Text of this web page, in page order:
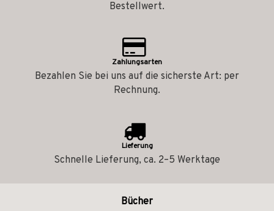
Bestellwert.
Zahlungsarten
Bezahlen Sie bei uns auf die sicherste Art: per
Rechnung.
Lieferung
Schnelle Lieferung, ca. 2–5 Werktage
Bücher